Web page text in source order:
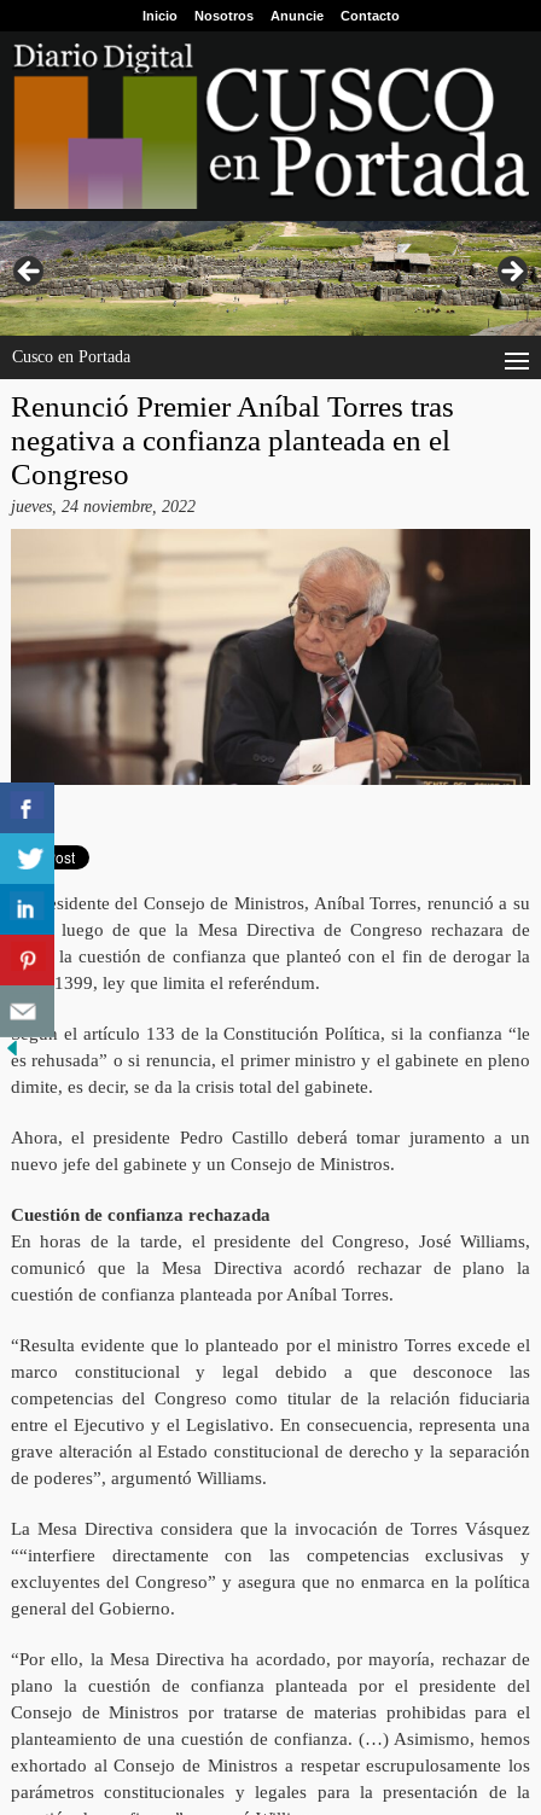
Inicio Nosotros Anuncie Contacto
Cusco en Portada
Renunció Premier Aníbal Torres tras
negativa a confianza planteada en el
Congreso
jueves, 24 noviembre, 2022
El presidente del Consejo de Ministros, Aníbal Torres, renunció a su
cargo luego de que la Mesa Directiva de Congreso rechazara de
plano la cuestión de confianza que planteó con el fin de derogar la
Ley 31399, ley que limita el referéndum.
Según el artículo 133 de la Constitución Política, si la confianza “le
es rehusada” o si renuncia, el primer ministro y el gabinete en pleno
dimite, es decir, se da la crisis total del gabinete.
Ahora, el presidente Pedro Castillo deberá tomar juramento a un
nuevo jefe del gabinete y un Consejo de Ministros.
Cuestión de confianza rechazada
En horas de la tarde, el presidente del Congreso, José Williams,
comunicó que la Mesa Directiva acordó rechazar de plano la
cuestión de confianza planteada por Aníbal Torres.
“Resulta evidente que lo planteado por el ministro Torres excede el
marco constitucional y legal debido a que desconoce las
competencias del Congreso como titular de la relación fiduciaria
entre el Ejecutivo y el Legislativo. En consecuencia, representa una
grave alteración al Estado constitucional de derecho y la separación
de poderes”, argumentó Williams.
La Mesa Directiva considera que la invocación de Torres Vásquez
““interfiere directamente con las competencias exclusivas y
excluyentes del Congreso” y asegura que no enmarca en la política
general del Gobierno.
“Por ello, la Mesa Directiva ha acordado, por mayoría, rechazar de
plano la cuestión de confianza planteada por el presidente del
Consejo de Ministros por tratarse de materias prohibidas para el
planteamiento de una cuestión de confianza. (…) Asimismo, hemos
exhortado al Consejo de Ministros a respetar escrupulosamente los
parámetros constitucionales y legales para la presentación de la